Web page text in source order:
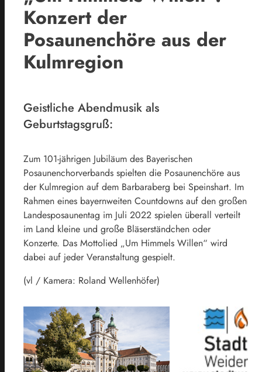
Konzert der
Posaunenchöre aus der
Kulmregion
Geistliche Abendmusik als
Geburtstagsgruß:
Zum 101-jährigen Jubiläum des Bayerischen
Posaunenchorverbands spielten die Posaunenchöre aus
der Kulmregion auf dem Barbaraberg bei Speinshart. Im
Rahmen eines bayernweiten Countdowns auf den großen
Landesposaunentag im Juli 2022 spielen überall verteilt
im Land kleine und große Bläserständchen oder
Konzerte. Das Mottolied „Um Himmels Willen“ wird
dabei auf jeder Veranstaltung gespielt.
(vl / Kamera: Roland Wellenhöfer)